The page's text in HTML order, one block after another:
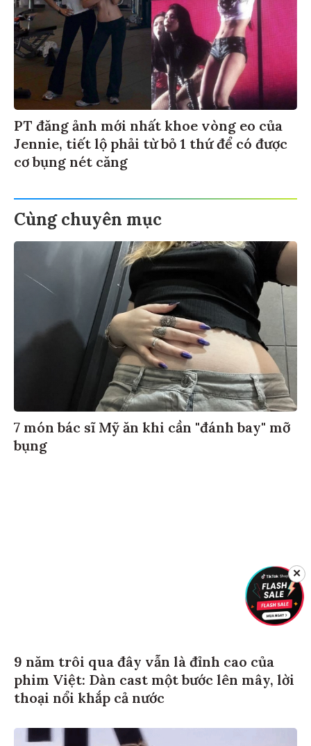
PT đăng ảnh mới nhất khoe vòng eo của
Jennie, tiết lộ phải từ bỏ 1 thứ để có được
cơ bụng nét căng
Cùng chuyên mục
7 món bác sĩ Mỹ ăn khi cần "đánh bay" mỡ
bụng
9 năm trôi qua đây vẫn là đỉnh cao của
phim Việt: Dàn cast một bước lên mây, lời
thoại nổi khắp cả nước
✕